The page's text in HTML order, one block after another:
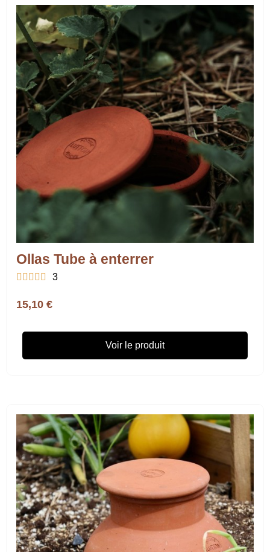
Ollas Tube à enterrer
     3
15,10 €
Voir le produit